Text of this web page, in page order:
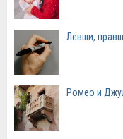
Левши,
Ромео и